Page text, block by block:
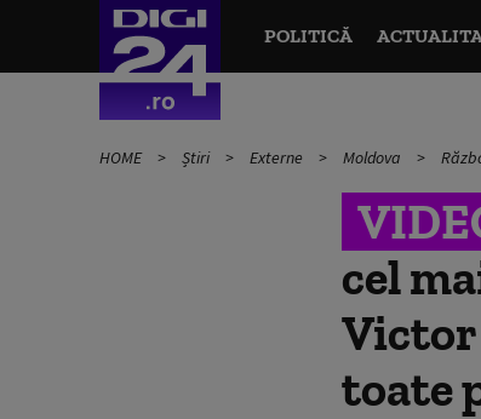
POLITICĂ
HOME Știri Externe Moldova
cel
Victor
toate